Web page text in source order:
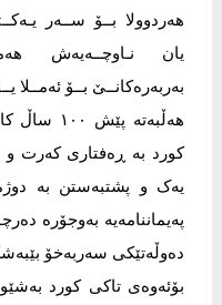
هەردوولا بــۆ ســەر
یان نـاوچــەیەش
بەربەرەکانــێ بــۆ ئەمــلا
هەڵبەتە
کورد بە ڕەفتاری کەرت و
یەک و پشتبەستن بە
پەیماننامەیە بەوجۆرە
دەوڵەتێکی سەربەخۆ
بۆئەوەی تاکی کورد